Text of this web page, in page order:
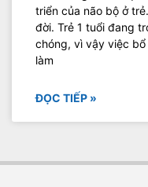
triển của não bộ ở
đời. Trẻ 1 tuổi đang
chóng, vì vậy việc bổ
làm
ĐỌC TIẾP »